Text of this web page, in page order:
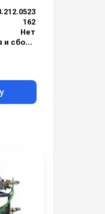
162
Нет
сухая и сбор жидкостей